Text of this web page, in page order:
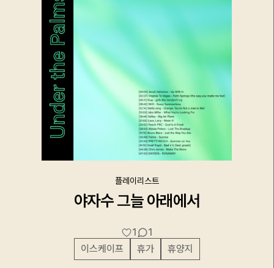
플레이리스트
야자수 그늘 아래에서
1
1
이스케이프
휴가 휴양지